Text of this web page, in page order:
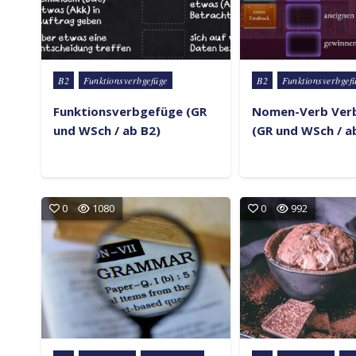
Posted in
B2 Funktionsverbgefüge
Funktionsverbgefüge (GR
und WSch / ab B2)
Posted in
B2
Nomen-Verb
(GR und WSch /
0 1080 0 992